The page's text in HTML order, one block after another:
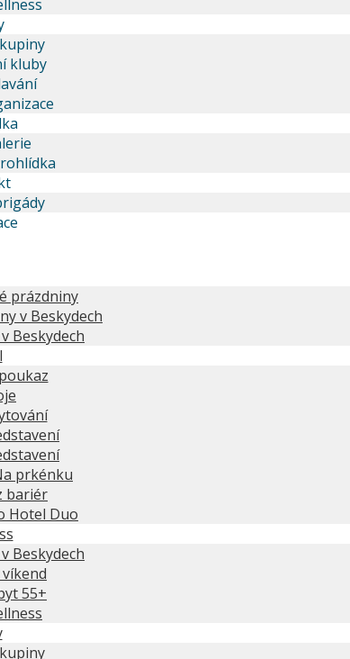
kluby
prázdniny
v Beskydech
Beskydech
prkénku
bariér
Hotel Duo
Beskydech
55+